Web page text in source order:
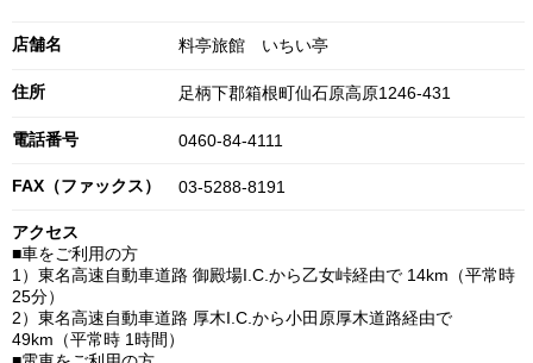
店舗名 料亭旅館 いちい亭
住所 足柄下郡箱根町仙石原高原1246-431
電話番号 0460-84-4111
FAX（ファックス） 03-5288-8191
アクセス
■車をご利用の方
1）東名高速自動車道路 御殿場I.C.から乙女峠経由で 14km（平常時
25分）
2）東名高速自動車道路 厚木I.C.から小田原厚木道路経由で
49km（平常時 1時間）